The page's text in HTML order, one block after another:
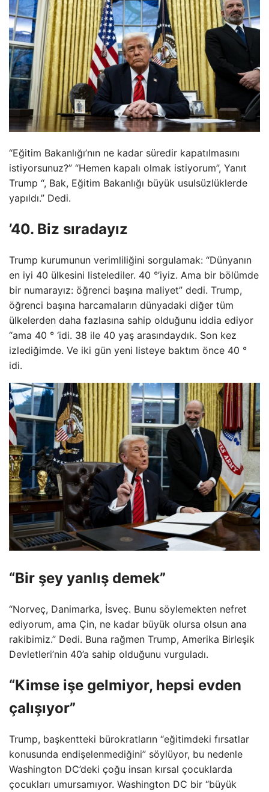
“Eğitim Bakanlığı’nın ne kadar süredir kapatılmasını
istiyorsunuz?” “Hemen kapalı olmak istiyorum”, Yanıt
Trump “, Bak, Eğitim Bakanlığı büyük usulsüzlüklerde
yapıldı.” Dedi.
’40. Biz sıradayız
Trump kurumunun verimliliğini sorgulamak: “Dünyanın
en iyi 40 ülkesini listelediler. 40 °’iyiz. Ama bir bölümde
bir numarayız: öğrenci başına maliyet” dedi. Trump,
öğrenci başına harcamaların dünyadaki diğer tüm
ülkelerden daha fazlasına sahip olduğunu iddia ediyor
“ama 40 ° ‘idi. 38 ile 40 yaş arasındaydık. Son kez
izlediğimde. Ve iki gün yeni listeye baktım önce 40 °
idi.
“Bir şey yanlış demek”
“Norveç, Danimarka, İsveç. Bunu söylemekten nefret
ediyorum, ama Çin, ne kadar büyük olursa olsun ana
rakibimiz.” Dedi. Buna rağmen Trump, Amerika Birleşik
Devletleri’nin 40’a sahip olduğunu vurguladı.
“Kimse işe gelmiyor, hepsi evden
çalışıyor”
Trump, başkentteki bürokratların “eğitimdeki fırsatlar
konusunda endişelenmediğini” söylüyor, bu nedenle
Washington DC’deki çoğu insan kırsal çocuklarda
çocukları umursamıyor. Washington DC bir “büyük